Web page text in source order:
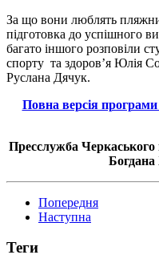
За що вони люблять
підготовка до успішного
багато іншого розповіли
спорту та здоров’я Юлія
Руслана Дячук.
Повна версія
Пресслужба Черкаського
Попередня
Наступна
Теги